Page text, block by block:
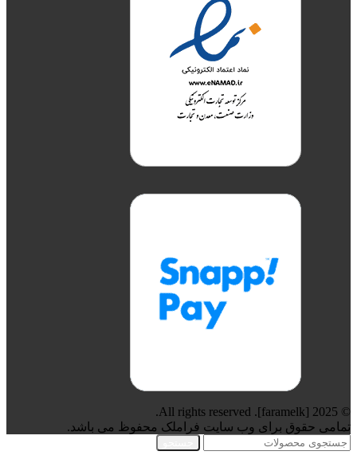
© 2025 [faramelk]. All rights reserved.
تمامی حقوق برای وب سایت فراملک محفوظ می باشد.